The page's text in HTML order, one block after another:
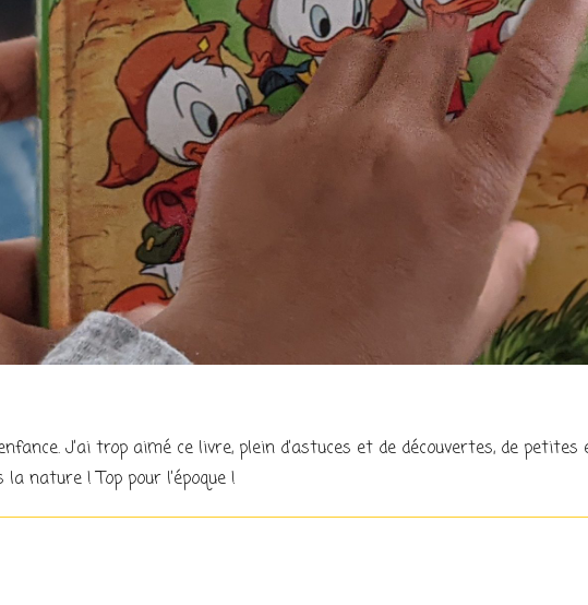
J’ai trop aimé ce livre, plein d’astuces et de découvertes, de
nature ! Top pour l’époque !